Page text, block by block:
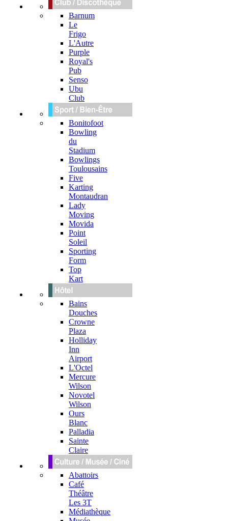
Barnum
Le
Frigo
L'Autre
Purple
Royal's
Pub
Senso
Ubu
Club
Bonitofoot
Bowling
du
Stadium
Bowlings
Toulousains
Five
Karting
Montaudran
Lady
Moving
Movida
Point
Soleil
Sporting
Form
Top
Kart
Bains
Douches
Crowne
Plaza
Holliday
Inn
Airport
L'Octel
Mercure
Wilson
Novotel
Wilson
Ours
Blanc
Palladia
Sainte
Claire
Abattoirs
Café
Théâtre
Les 3T
Médiathèque